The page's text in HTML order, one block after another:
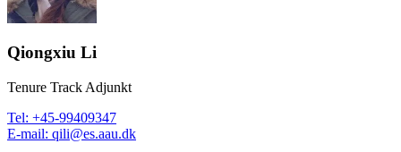
Qiongxiu Li
Tenure Track Adjunkt
Tel: +45-99409347
E-mail: qili@es.aau.dk